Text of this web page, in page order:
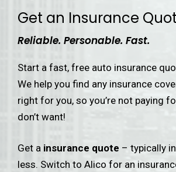
Get an Insurance
Reliable. Personable. Fast.
Start a fast, free auto insurance
We help you find any insurance
right for you, so you’re not paying
don’t want!
Get a insurance quote – typically
less. Switch to Alico for an